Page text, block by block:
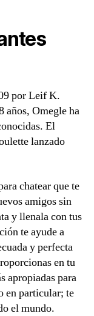
por Leif K.
años, Omegle ha
El
lanzado
chatear que te
amigos sin
y llenala con tus
te ayude a
y perfecta
en tu
apropiadas para
en particular; te
el mundo.